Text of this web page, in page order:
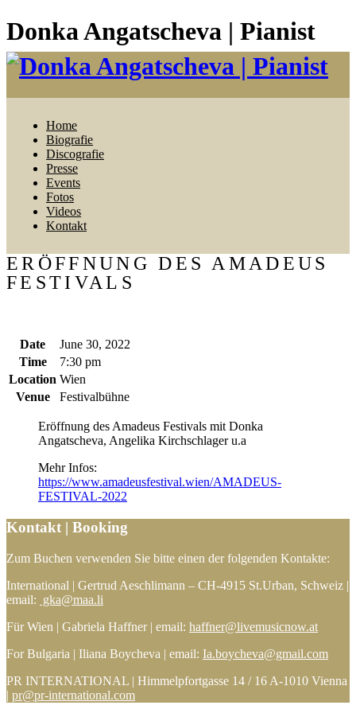
Donka Angatscheva | Pianist
Home
Biografie
Discografie
Presse
Events
Fotos
Videos
Kontakt
ERÖFFNUNG DES AMADEUS
FESTIVALS
Date
June 30, 2022
Time
7:30 pm
Location Wien
Venue
Festivalbühne
Eröffnung des Amadeus Festivals mit Donka
Angatscheva, Angelika Kirchschlager u.a
Mehr Infos:
https://www.amadeusfestival.wien/AMADEUS-
FESTIVAL-2022
Kontakt | Booking
Zum Buchen verwenden Sie bitte einen der folgenden Kontakte:
International | Gertrud Aeschlimann – CH-4915 St.Urban, Schweiz |
email: gka@maa.li
Für Wien | Gabriela Haffner | email: haffner@livemusicnow.at
For Bulgaria | Iliana Boycheva | email: Ia.boycheva@gmail.com
PR INTERNATIONAL | Himmelpfortgasse 14 / 16 A-1010 Vienna
| pr@pr-international.com